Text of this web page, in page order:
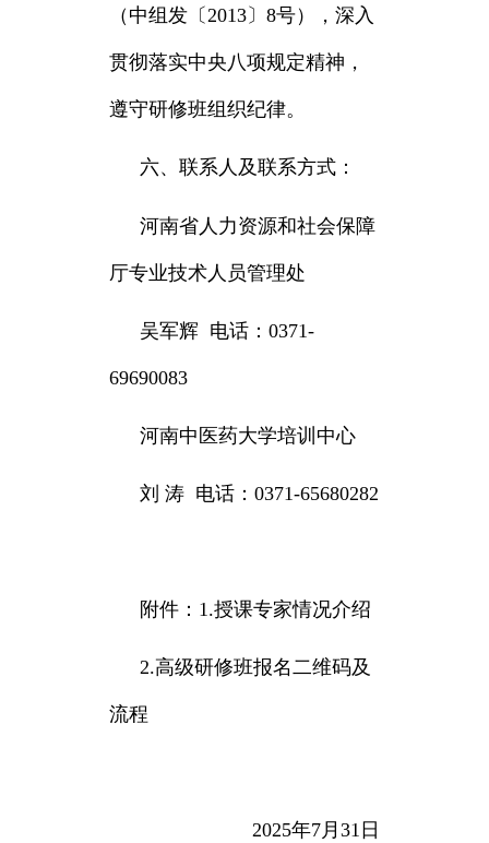
（中组发〔2013〕8号），深入
贯彻落实中央八项规定精神，
遵守研修班组织纪律。
六、联系人及联系方式：
河南省人力资源和社会保障
厅专业技术人员管理处
吴军辉 电话：0371-
69690083
河南中医药大学培训中心
刘 涛 电话：0371-65680282
附件：1.授课专家情况介绍
2.高级研修班报名二维码及
流程
2025年7月31日